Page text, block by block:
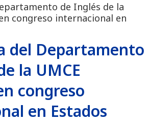
de Inglés de la
congreso internacional en
del Departamento
la UMCE
congreso
en Estados